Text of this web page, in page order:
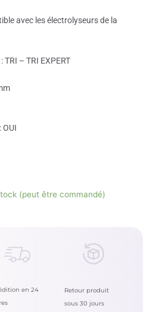
avec les électrolyseurs de la
– TRI EXPERT
OUI
(peut être commandé)
en 24
Retour produit
sous 30 jours